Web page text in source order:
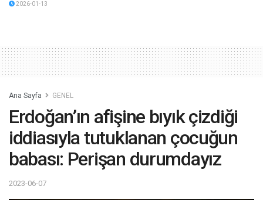
2026-01-13
Ana Sayfa GENEL
Erdoğan’ın afişine bıyık çizdiği
iddiasıyla tutuklanan çocuğun
babası: Perişan durumdayız
2023-06-07